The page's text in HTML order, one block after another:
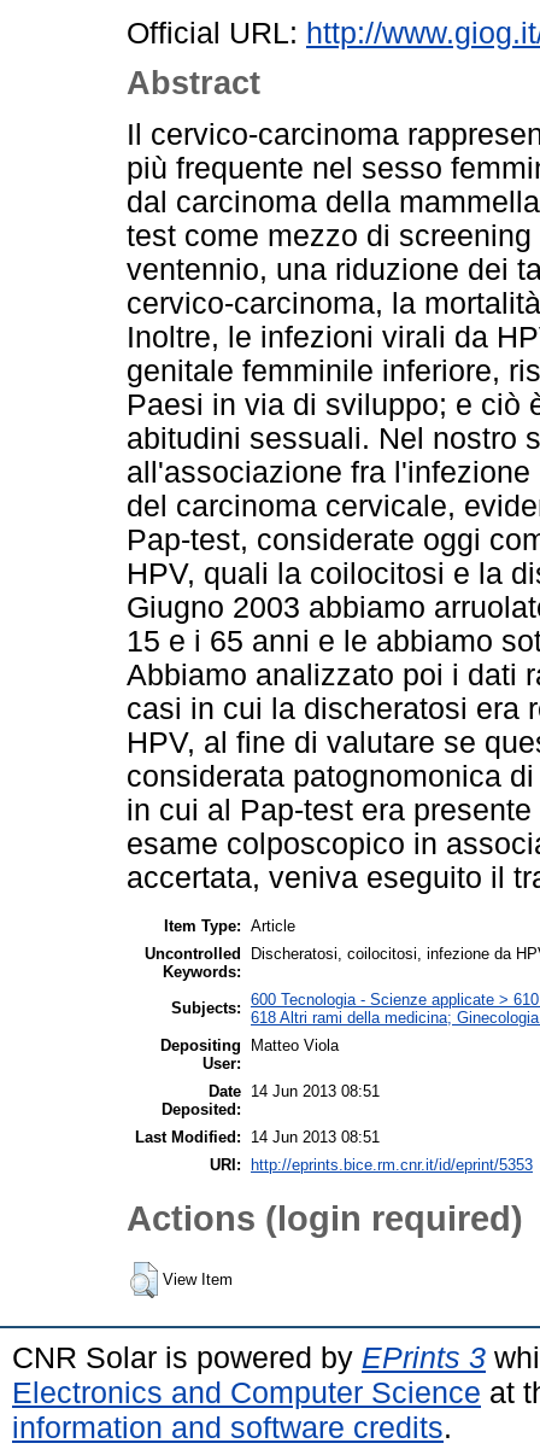
Official URL: http://
Abstract
Il cervico-carcinoma
più frequente nel sesso
dal carcinoma della
test come mezzo di
ventennio, una riduzione dei
cervico-carcinoma, la
Inoltre, le infezioni virali da
genitale femminile inferiore,
Paesi in via di sviluppo; e ciò
abitudini sessuali. Nel nostro
all'associazione fra
del carcinoma cervicale,
Pap-test, considerate oggi
HPV, quali la coilocitosi e la
Giugno 2003 abbiamo
15 e i 65 anni e le abbiamo
Abbiamo analizzato poi i dati
casi in cui la discheratosi era
HPV, al fine di valutare se
considerata patognomonica
in cui al Pap-test era
esame colposcopico in
accertata, veniva eseguito il
Item Type: Article
Uncontrolled
Keywords:
Discheratosi, coilocitosi, infezione da
Subjects: 600 Tecnologia - Scienze applicate >
618 Altri rami della medicina;
Depositing
User:
Matteo Viola
Date
Deposited:
14 Jun 2013 08:51
Last Modified:
14 Jun 2013 08:51
URI:
http://eprints.bice.rm.cnr.it/id/eprint/5353
Actions (login required)
View Item
CNR Solar is powered by EPrints 3
Electronics and Computer Science at
information and software credits.